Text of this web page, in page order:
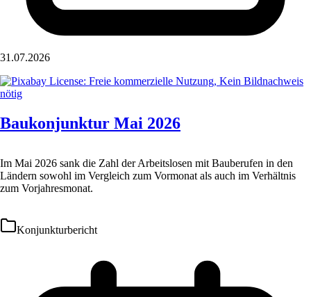
31.07.2026
Baukonjunktur Mai 2026
Im Mai 2026 sank die Zahl der Arbeitslosen mit Bauberufen in den
Ländern sowohl im Vergleich zum Vormonat als auch im Verhältnis
zum Vorjahresmonat.
Konjunkturbericht